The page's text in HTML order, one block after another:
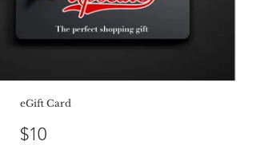
eGift Card
$10